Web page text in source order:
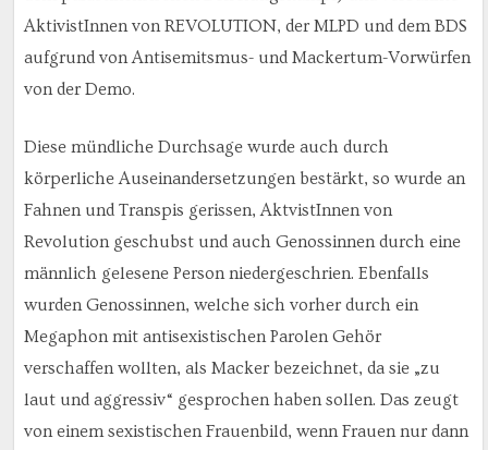
AktivistInnen von REVOLUTION, der MLPD und dem BDS
aufgrund von Antisemitsmus- und Mackertum-Vorwürfen
von der Demo.
Diese mündliche Durchsage wurde auch durch
körperliche Auseinandersetzungen bestärkt, so wurde an
Fahnen und Transpis gerissen, AktvistInnen von
Revolution geschubst und auch Genossinnen durch eine
männlich gelesene Person niedergeschrien. Ebenfalls
wurden Genossinnen, welche sich vorher durch ein
Megaphon mit antisexistischen Parolen Gehör
verschaffen wollten, als Macker bezeichnet, da sie „zu
laut und aggressiv“ gesprochen haben sollen. Das zeugt
von einem sexistischen Frauenbild, wenn Frauen nur dann